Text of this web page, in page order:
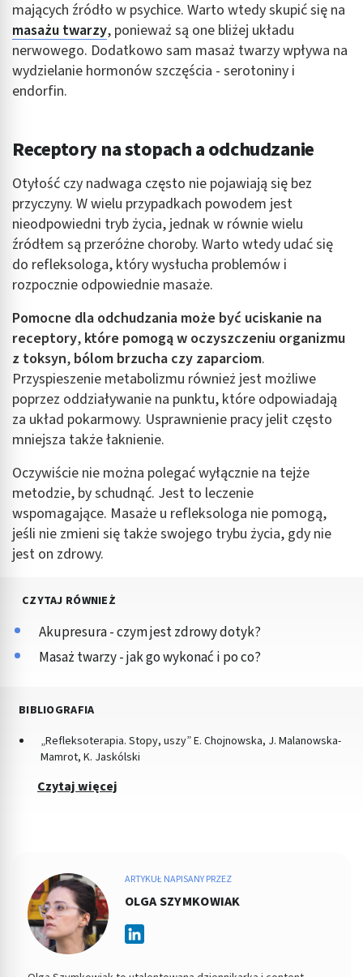
mających źródło w psychice. Warto wtedy skupić się na
masażu twarzy, ponieważ są one bliżej układu
nerwowego. Dodatkowo sam masaż twarzy wpływa na
wydzielanie hormonów szczęścia - serotoniny i
endorfin.
Receptory na stopach a odchudzanie
Otyłość czy nadwaga często nie pojawiają się bez
przyczyny. W wielu przypadkach powodem jest
nieodpowiedni tryb życia, jednak w równie wielu
źródłem są przeróżne choroby. Warto wtedy udać się
do refleksologa, który wysłucha problemów i
rozpocznie odpowiednie masaże.
Pomocne dla odchudzania może być uciskanie na
receptory, które pomogą w oczyszczeniu organizmu
z toksyn, bólom brzucha czy zaparciom.
Przyspieszenie metabolizmu również jest możliwe
poprzez oddziaływanie na punktu, które odpowiadają
za układ pokarmowy. Usprawnienie pracy jelit często
mniejsza także łaknienie.
Oczywiście nie można polegać wyłącznie na tejże
metodzie, by schudnąć. Jest to leczenie
wspomagające. Masaże u refleksologa nie pomogą,
jeśli nie zmieni się także swojego trybu życia, gdy nie
jest on zdrowy.
CZYTAJ RÓWNIEŻ
Akupresura - czym jest zdrowy dotyk?
Masaż twarzy - jak go wykonać i po co?
BIBLIOGRAFIA
„Refleksoterapia. Stopy, uszy” E. Chojnowska, J. Malanowska-
Mamrot, K. Jaskólski
Czytaj więcej
ARTYKUŁ NAPISANY PRZEZ
OLGA SZYMKOWIAK